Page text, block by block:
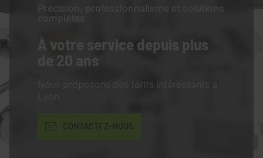
Précision, professionnalisme et solutions
complètes
À votre service depuis plus
de 20 ans
Nous proposons des tarifs intéressants à
CONTACTEZ-NOUS